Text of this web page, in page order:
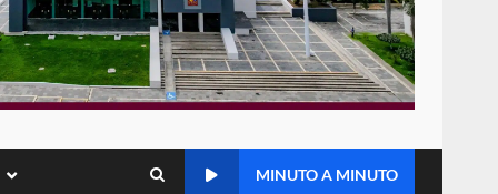
MINUTO A MINUTO
7
Ejecuta orden de aprehensión
por el delito de pederastia
cometido en la región del Istmo
de Tehuantepec
22 junio 2026
Ciudad Salud: justicia social